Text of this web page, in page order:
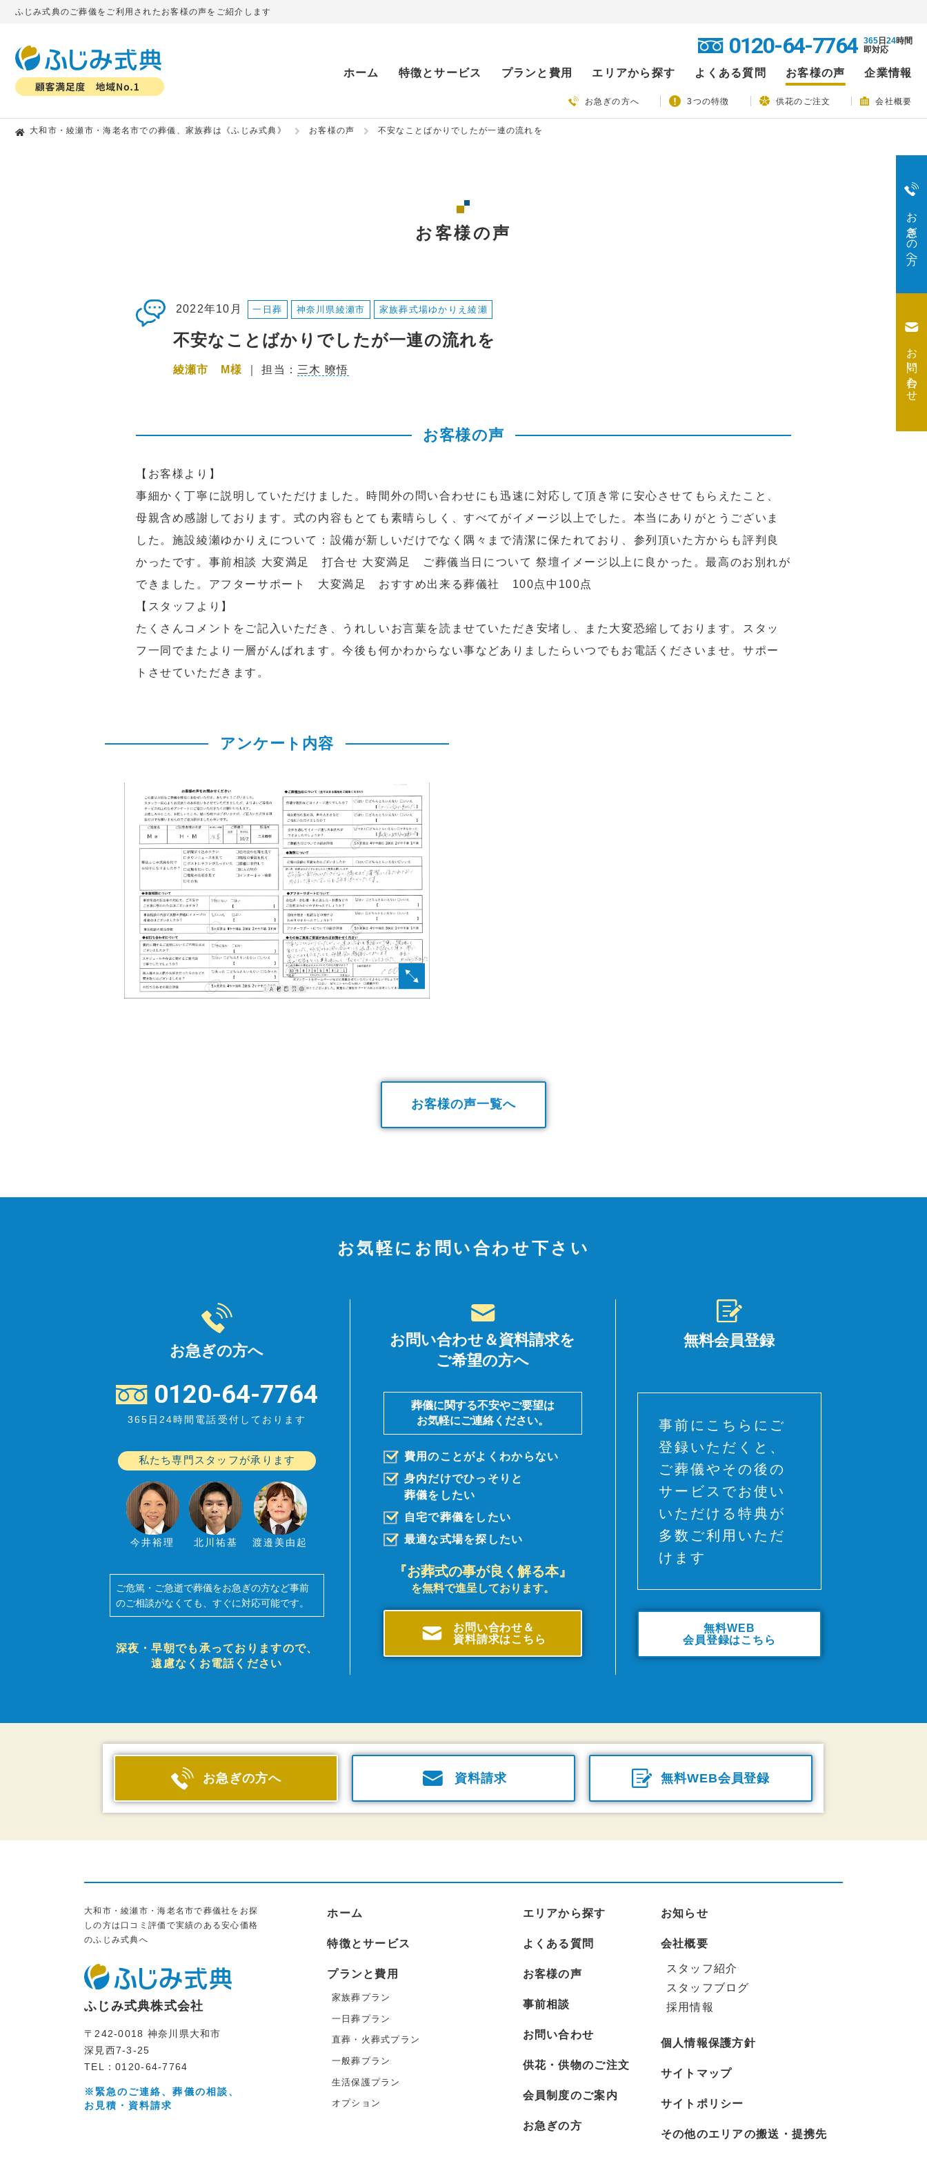
ふじみ式典のご葬儀をご利用されたお客様の声をご紹介します
0120-64-7764 365日 24時間
即対応
ホーム 特徴とサービス プランと費用 エリアから探す よくある質問 お客様の声 企業情報
お急ぎの方へ 3つの特徴 供花のご注文 会社概要
お急ぎの方へ
お問い合わせ
大和市・綾瀬市・海老名市での葬儀、家族葬は《ふじみ式典》 お客様の声 不安なことばかりでしたが一連の流れを
お客様の声
2022年10月 一日葬 神奈川県綾瀬市 家族葬式場ゆかりえ綾瀬
不安なことばかりでしたが一連の流れを
綾瀬市 M様 ｜ 担当： 三木 暸悟
お客様の声
【お客様より】
事細かく丁寧に説明していただけました。時間外の問い合わせにも迅速に対応して頂き常に安心させてもらえたこと、
母親含め感謝しております。式の内容もとても素晴らしく、すべてがイメージ以上でした。本当にありがとうございま
した。施設綾瀬ゆかりえについて：設備が新しいだけでなく隅々まで清潔に保たれており、参列頂いた方からも評判良
かったです。事前相談 大変満足 打合せ 大変満足 ご葬儀当日について 祭壇イメージ以上に良かった。最高のお別れが
できました。アフターサポート 大変満足 おすすめ出来る葬儀社 100点中100点
【スタッフより】
たくさんコメントをご記入いただき、うれしいお言葉を読ませていただき安堵し、また大変恐縮しております。スタッ
フ一同でまたより一層がんばれます。今後も何かわからない事などありましたらいつでもお電話くださいませ。サポー
トさせていただきます。
アンケート内容
お客様の声一覧へ
お気軽にお問い合わせ下さい
お急ぎの方へ
0120-64-7764
365日24時間電話受付しております
私たち専門スタッフが承ります
今井裕理 北川祐基 渡邉美由起
ご危篤・ご急逝で葬儀をお急ぎの方など事前
のご相談がなくても、すぐに対応可能です。
深夜・早朝でも承っておりますので、
遠慮なくお電話ください
お問い合わせ＆資料請求を
ご希望の方へ
葬儀に関する不安やご要望は
お気軽にご連絡ください。
費用のことがよくわからない
身内だけでひっそりと
葬儀を したい
自宅で葬儀をしたい
最適な式場を探したい
『お葬式の事が良く解る本』
を無料で進呈しております。
お問い合わせ＆
資料請求はこちら
無料会員登録
事前にこちらにご
登録いただくと、
ご葬儀やその後の
サービスでお使い
いただける特典が
多数ご利用いただ
けます
無料WEB
会員登録はこちら
お急ぎの方へ 資料請求 無料WEB会員登録
大和市・綾瀬市・海老名市で葬儀社をお探
しの方は口コミ評価で実績のある安心価格
のふじみ式典へ
ふじみ式典株式会社
〒242-0018 神奈川県大和市
深見西7-3-25
TEL：0120-64-7764
※緊急のご連絡、葬儀の相談、
お見積・資料請求
ホーム
特徴とサービス
プランと費用
家族葬プラン
一日葬プラン
直葬・火葬式プラン
一般葬プラン
生活保護プラン
オプション
エリアから探す
よくある質問
お客様の声
事前相談
お問い合わせ
供花・供物のご注文
会員制度のご案内
お急ぎの方
お知らせ
会社概要
スタッフ紹介
スタッフブログ
採用情報
個人情報保護方針
サイトマップ
サイトポリシー
その他のエリアの搬送・提携先